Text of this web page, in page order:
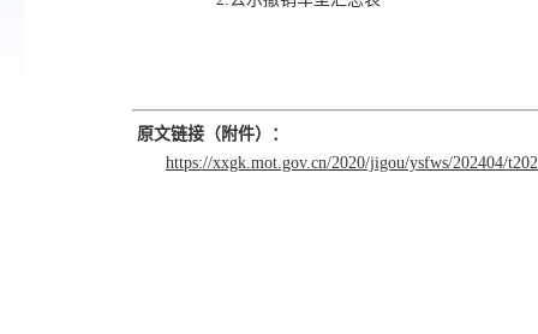
原文链接（附件）：
https://xxgk.mot.gov.cn/2020/jigou/ysfws/202404/